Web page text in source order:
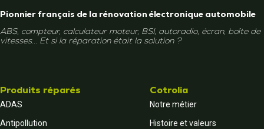
Pionnier français de la rénovation électronique automobile
ABS, compteur, calculateur moteur, BSI, autoradio, écran, boîte de
vitesses... Et si la réparation était la solution ?
Produits réparés
ADAS
Antipollution
Cotrolia
Notre métier
Histoire et valeurs